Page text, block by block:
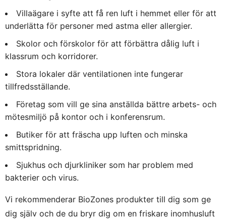
Villaägare i syfte att få ren luft i hemmet eller för att
underlätta för personer med astma eller allergier.
Skolor och förskolor för att förbättra dålig luft i
klassrum och korridorer.
Stora lokaler där ventilationen inte fungerar
tillfredsställande.
Företag som vill ge sina anställda bättre arbets- och
mötesmiljö på kontor och i konferensrum.
Butiker för att fräscha upp luften och minska
smittspridning.
Sjukhus och djurkliniker som har problem med
bakterier och virus.
Vi rekommenderar BioZones produkter till dig som ge
dig själv och de du bryr dig om en friskare inomhusluft